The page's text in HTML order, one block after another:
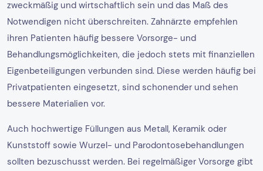
zweckmäßig und wirtschaftlich sein und das Maß des
Notwendigen nicht überschreiten. Zahnärzte empfehlen
ihren Patienten häufig bessere Vorsorge- und
Behandlungsmöglichkeiten, die jedoch stets mit finanziellen
Eigenbeteiligungen verbunden sind. Diese werden häufig bei
Privatpatienten eingesetzt, sind schonender und sehen
bessere Materialien vor.
Auch hochwertige Füllungen aus Metall, Keramik oder
Kunststoff sowie Wurzel- und Parodontosebehandlungen
sollten bezuschusst werden. Bei regelmäßiger Vorsorge gibt